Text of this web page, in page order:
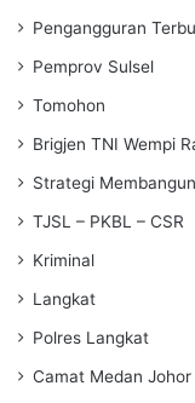
Pengangguran
Pemprov Sulsel
Tomohon
Brigjen TNI Wempi
Strategi
TJSL – PKBL – CSR
Kriminal
Langkat
Polres Langkat
Camat Medan Johor